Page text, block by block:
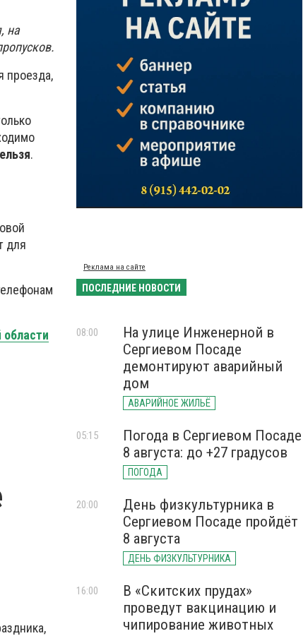
на
проезда,
.
для
Реклама на сайте
ПОСЛЕДНИЕ НОВОСТИ
На улице Инженерной в
Сергиевом Посаде
демонтируют аварийный
дом
АВАРИЙНОЕ ЖИЛЬЁ
08:00
Погода в Сергиевом Посаде
8 августа: до +27 градусов
ПОГОДА
05:15
День физкультурника в
Сергиевом Посаде пройдёт
8 августа
ДЕНЬ ФИЗКУЛЬТУРНИКА
20:00
В «Скитских прудах»
проведут вакцинацию и
чипирование животных
16:00